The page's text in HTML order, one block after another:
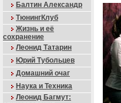
Балтин Александр
ТюнингКлуб
Жизнь и её
сохранение
Леонид Татарин
Юрий Тубольцев
Домашний очаг
Наука и Техника
Леонид Багмут: